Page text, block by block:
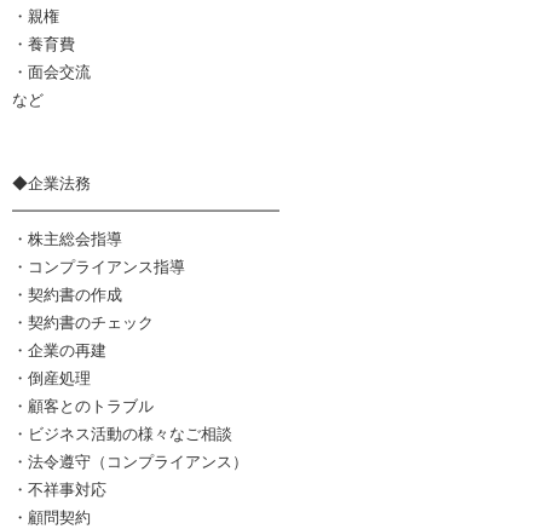
・親権
・養育費
・面会交流
など
◆企業法務
━━━━━━━━━━━━━━━━━
・株主総会指導
・コンプライアンス指導
・契約書の作成
・契約書のチェック
・企業の再建
・倒産処理
・顧客とのトラブル
・ビジネス活動の様々なご相談
・法令遵守（コンプライアンス）
・不祥事対応
・顧問契約